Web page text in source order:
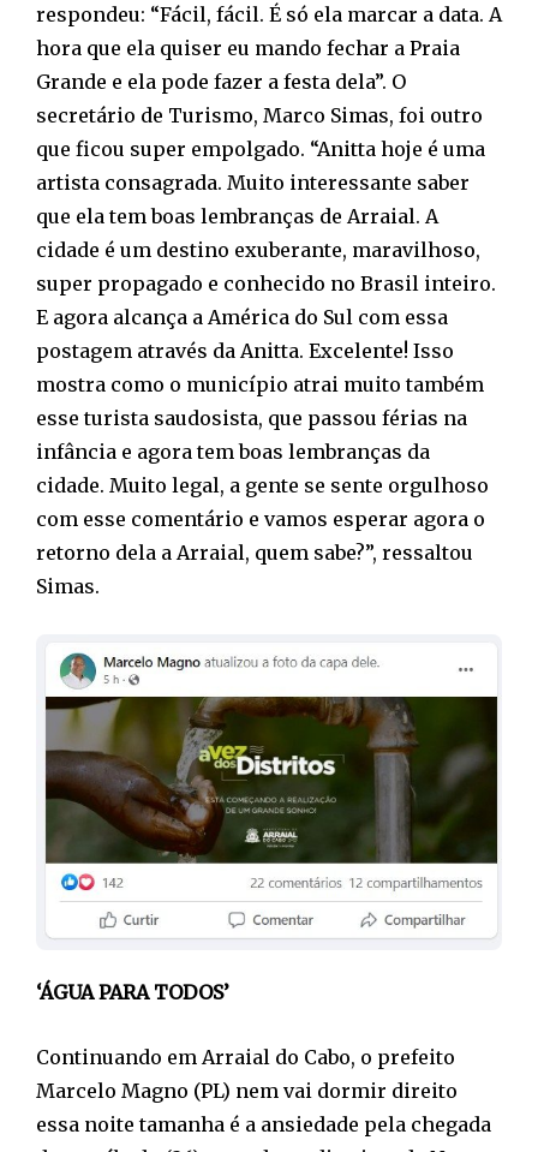
respondeu: “Fácil, fácil. É só ela marcar a data. A
hora que ela quiser eu mando fechar a Praia
Grande e ela pode fazer a festa dela”. O
secretário de Turismo, Marco Simas, foi outro
que ficou super empolgado. “Anitta hoje é uma
artista consagrada. Muito interessante saber
que ela tem boas lembranças de Arraial. A
cidade é um destino exuberante, maravilhoso,
super propagado e conhecido no Brasil inteiro.
E agora alcança a América do Sul com essa
postagem através da Anitta. Excelente! Isso
mostra como o município atrai muito também
esse turista saudosista, que passou férias na
infância e agora tem boas lembranças da
cidade. Muito legal, a gente se sente orgulhoso
com esse comentário e vamos esperar agora o
retorno dela a Arraial, quem sabe?”, ressaltou
Simas.
‘ÁGUA PARA TODOS’
Continuando em Arraial do Cabo, o prefeito
Marcelo Magno (PL) nem vai dormir direito
essa noite tamanha é a ansiedade pela chegada